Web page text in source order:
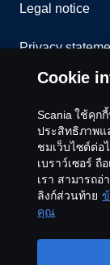
Legal notice
Privacy
Cookies
Contact us
Whistleblowing
Cookie settings
Cookie
Scania ใช้คุก
ประสิทธิภาพแ
ชมเว็บไซต์ต่อ
เบราว์เซอร์
เรา สามารถ
ลิงก์ส่วนท้าย
คุณ